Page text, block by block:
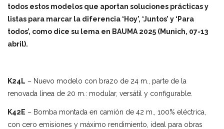
todos estos modelos que aportan soluciones prácticas y
listas para marcar la diferencia ‘Hoy’, ‘Juntos’ y ‘Para
todos’, como dice su lema en BAUMA 2025 (Munich, 07-13
abril).
K24L – Nuevo modelo con brazo de 24 m., parte de la
renovada línea de 20 m.: modular, versátil y configurable.
K42E – Bomba montada en camión de 42 m., 100% eléctrica,
con cero emisiones y máximo rendimiento, ideal para obras